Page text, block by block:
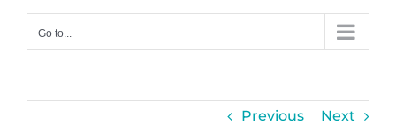
Go to...
Previous Next